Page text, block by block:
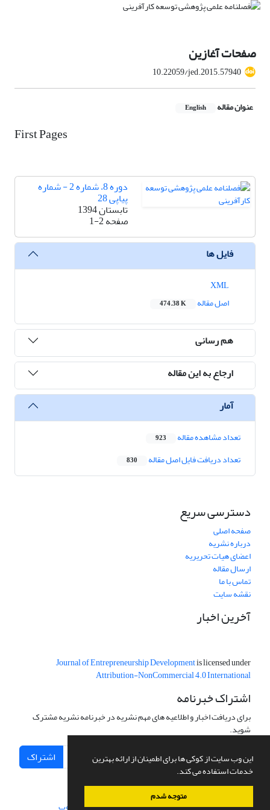
این وب سایت از کوکی ها برای اطمینان از ارائه بهترین
خدمات استفاده می کند.
متوجه شدم
صفحات آغازین
10.22059/jed.2015.57940
عنوان مقاله English
First Pages
دوره 8، شماره 2 - شماره
پیاپی 28
تابستان 1394
صفحه1-2
فایل ها
اصل مقاله
474.38 K
هم رسانی
ارجاع به این مقاله
آمار
تعداد مشاهده مقاله 923
تعداد دریافت فایل اصل مقاله 830
دسترسی سریع
صفحه اصلی
درباره نشریه
اعضای هیات تحریریه
ارسال مقاله
تماس با ما
نقشه سایت
آخرین اخبار
Journal of Entrepreneurship Developmentis licensed under
Attribution-NonCommercial 4.0 International
اشتراک خبرنامه
برای دریافت اخبار و اطلاعیه های مهم نشریه در خبرنامه نشریه مشترک
شوید.
اشتراک